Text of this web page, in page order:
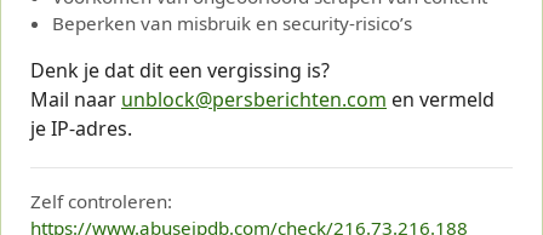
Beperken van misbruik en security-risico’s
Denk je dat dit een vergissing is?
Mail naar unblock@persberichten.com en vermeld
je IP-adres.
Zelf controleren:
https://www.abuseipdb.com/check/216.73.216.188